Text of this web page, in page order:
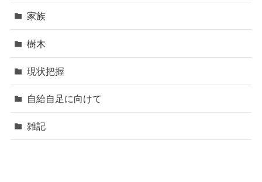
家族
樹木
現状把握
自給自足に向けて
雑記